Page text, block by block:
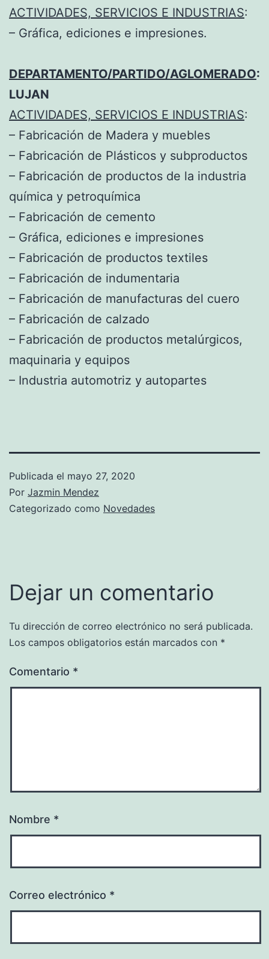
ACTIVIDADES, SERVICIOS E INDUSTRIAS:
– Gráfica, ediciones e impresiones.
DEPARTAMENTO/PARTIDO/AGLOMERADO:
LUJAN
ACTIVIDADES, SERVICIOS E INDUSTRIAS:
– Fabricación de Madera y muebles
– Fabricación de Plásticos y subproductos
– Fabricación de productos de la industria
química y petroquímica
– Fabricación de cemento
– Gráfica, ediciones e impresiones
– Fabricación de productos textiles
– Fabricación de indumentaria
– Fabricación de manufacturas del cuero
– Fabricación de calzado
– Fabricación de productos metalúrgicos,
maquinaria y equipos
– Industria automotriz y autopartes
Publicada el mayo 27, 2020
Por Jazmin Mendez
Categorizado como Novedades
Dejar un comentario
Tu dirección de correo electrónico no será publicada.
Los campos obligatorios están marcados con *
Comentario *
Nombre *
Correo electrónico *